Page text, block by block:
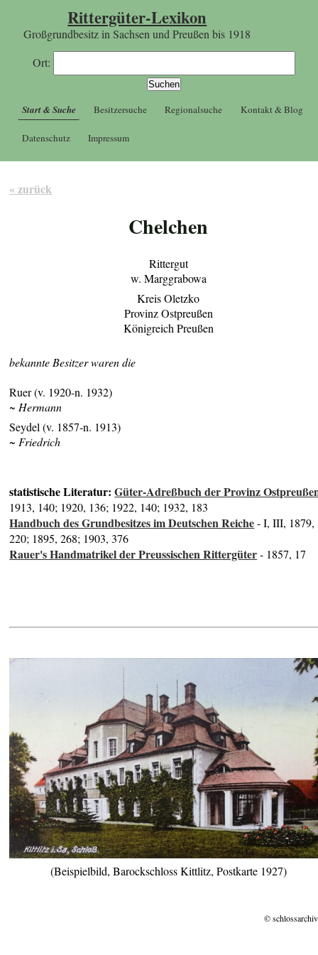
Rittergüter-Lexikon
Großgrundbesitz in Sachsen und Preußen bis 1918
Ort:
Start & Suche Besitzersuche Regionalsuche Kontakt & Blog
Datenschutz Impressum
« zurück
Chelchen
Rittergut
w. Marggrabowa
Kreis Oletzko
Provinz Ostpreußen
Königreich Preußen
bekannte Besitzer waren die
Ruer (v. 1920-n. 1932)
~ Hermann
Seydel (v. 1857-n. 1913)
~ Friedrich
statistische Literatur:Güter-Adreßbuch der Provinz
1913, 140; 1920, 136; 1922, 140; 1932, 183
Handbuch des Grundbesitzes im Deutschen Reiche- I, III, 1879,
220; 1895, 268; 1903, 376
Rauer's Handmatrikel der Preussischen Rittergüter- 1857, 17
(Beispielbild, Barockschloss Kittlitz, Postkarte 1927)
©